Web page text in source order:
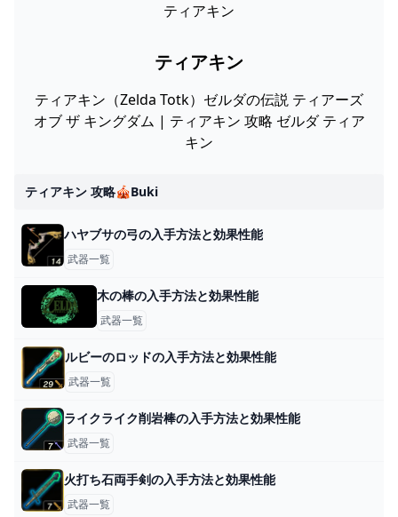
ティアキン
ティアキン
ティアキン（Zelda Totk）ゼルダの伝説 ティアーズ
オブ ザ キングダム | ティアキン 攻略 ゼルダ ティア
キン
ティアキン 攻略🎪buki
ハヤブサの弓の入手方法と効果性能
武器一覧
木の棒の入手方法と効果性能
武器一覧
ルビーのロッドの入手方法と効果性能
武器一覧
ライクライク削岩棒の入手方法と効果性能
武器一覧
火打ち石両手剣の入手方法と効果性能
武器一覧